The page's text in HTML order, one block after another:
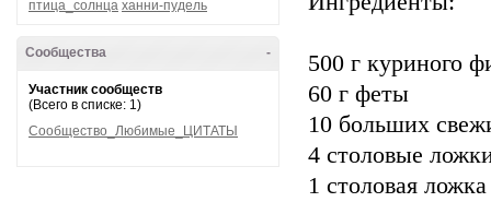
птица_солнца ханни-пудель
-
Сообщества
Участник сообществ
(Всего в списке: 1)
Сообщество_Любимые_ЦИТАТЫ
500 г куриного
60 г феты
10 больших
4 столовые
1 столовая